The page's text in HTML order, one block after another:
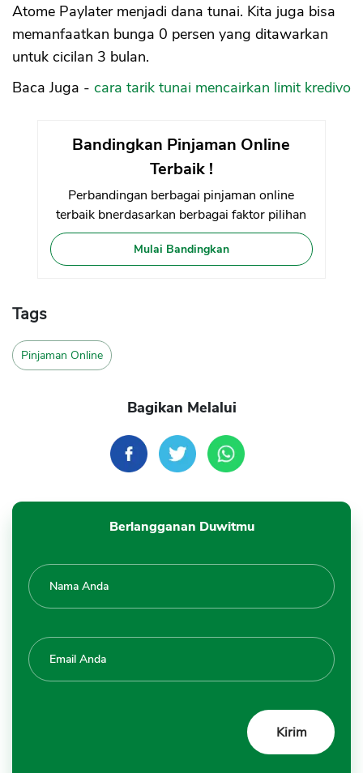
Atome Paylater menjadi dana tunai. Kita juga bisa
memanfaatkan bunga 0 persen yang ditawarkan
untuk cicilan 3 bulan.
Baca Juga - cara tarik tunai mencairkan limit kredivo
Bandingkan Pinjaman Online
Terbaik !
Perbandingan berbagai pinjaman online
terbaik bnerdasarkan berbagai faktor pilihan
Mulai Bandingkan
Tags
Pinjaman Online
Bagikan Melalui
Berlangganan Duwitmu